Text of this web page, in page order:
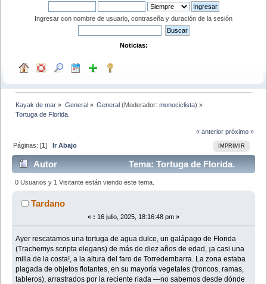
Ingresar con nombre de usuario, contraseña y duración de la sesión
Noticias:
Kayak de mar » General» General(Moderador: monociclista) »
Tortuga de Florida.
« anterior próximo »
IMPRIMIR
Páginas: [1]Ir Abajo
Autor
Tema: Tortuga de Florida.
(Leído 21082 veces)
0 Usuarios y 1 Visitante están viendo este tema.
Tardano
« : 16 julio, 2025, 18:16:48 pm »
Ayer rescatamos una tortuga de agua dulce, un galápago de Florida
(Trachemys scripta elegans) de más de diez años de edad, ¡a casi una
milla de la costa!, a la altura del faro de Torredembarra. La zona estaba
plagada de objetos flotantes, en su mayoría vegetales (troncos, ramas,
tableros), arrastrados por la reciente riada —no sabemos desde dónde